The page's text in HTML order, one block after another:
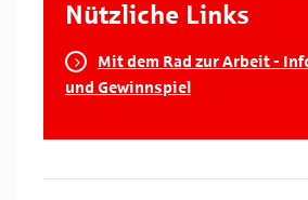
Nützliche Links
Mit dem Rad zur Arbeit -
und Gewinnspiel